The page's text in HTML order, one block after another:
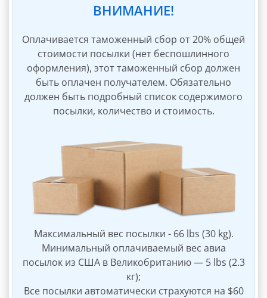
Упаковочные материалы
Оплата инвойса в кабинете
ВНИМАНИЕ!
Оплачивается таможенный сбор от 20% общей
стоимости посылки (нет беспошлинного
оформления), этот таможенный сбор должен
быть оплачен получателем. Обязательно
должен быть подробный список содержимого
посылки, количество и стоимость.
Максимальный вес посылки - 66 lbs (30 kg).
Минимальный оплачиваемый вес авиа
посылок из США в Великобританию — 5 lbs (2.3
кг);
Все посылки автоматически страхуются на $60